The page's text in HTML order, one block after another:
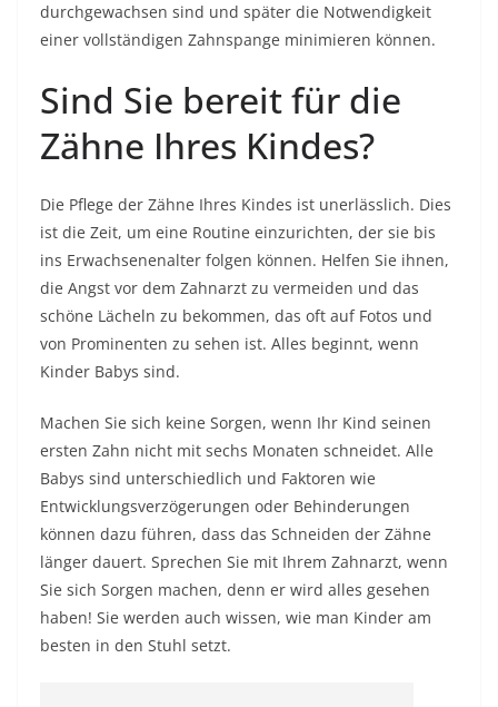
durchgewachsen sind und später die Notwendigkeit
einer vollständigen Zahnspange minimieren können.
Sind Sie bereit für die
Zähne Ihres Kindes?
Die Pflege der Zähne Ihres Kindes ist unerlässlich. Dies
ist die Zeit, um eine Routine einzurichten, der sie bis
ins Erwachsenenalter folgen können. Helfen Sie ihnen,
die Angst vor dem Zahnarzt zu vermeiden und das
schöne Lächeln zu bekommen, das oft auf Fotos und
von Prominenten zu sehen ist. Alles beginnt, wenn
Kinder Babys sind.
Machen Sie sich keine Sorgen, wenn Ihr Kind seinen
ersten Zahn nicht mit sechs Monaten schneidet. Alle
Babys sind unterschiedlich und Faktoren wie
Entwicklungsverzögerungen oder Behinderungen
können dazu führen, dass das Schneiden der Zähne
länger dauert. Sprechen Sie mit Ihrem Zahnarzt, wenn
Sie sich Sorgen machen, denn er wird alles gesehen
haben! Sie werden auch wissen, wie man Kinder am
besten in den Stuhl setzt.